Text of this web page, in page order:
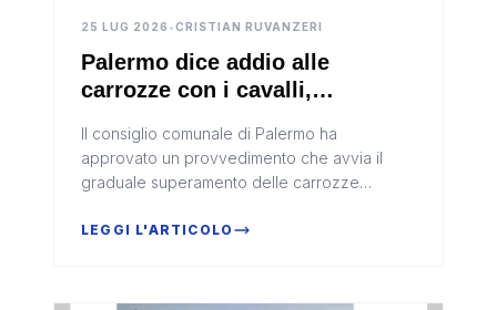
25 LUG 2026 •CRISTIAN RUVANZERI
Palermo dice addio alle
carrozze con i cavalli,
Il consiglio comunale di Palermo ha
approvato un provvedimento che avvia il
graduale superamento delle carrozze
LEGGI L'ARTICOLO